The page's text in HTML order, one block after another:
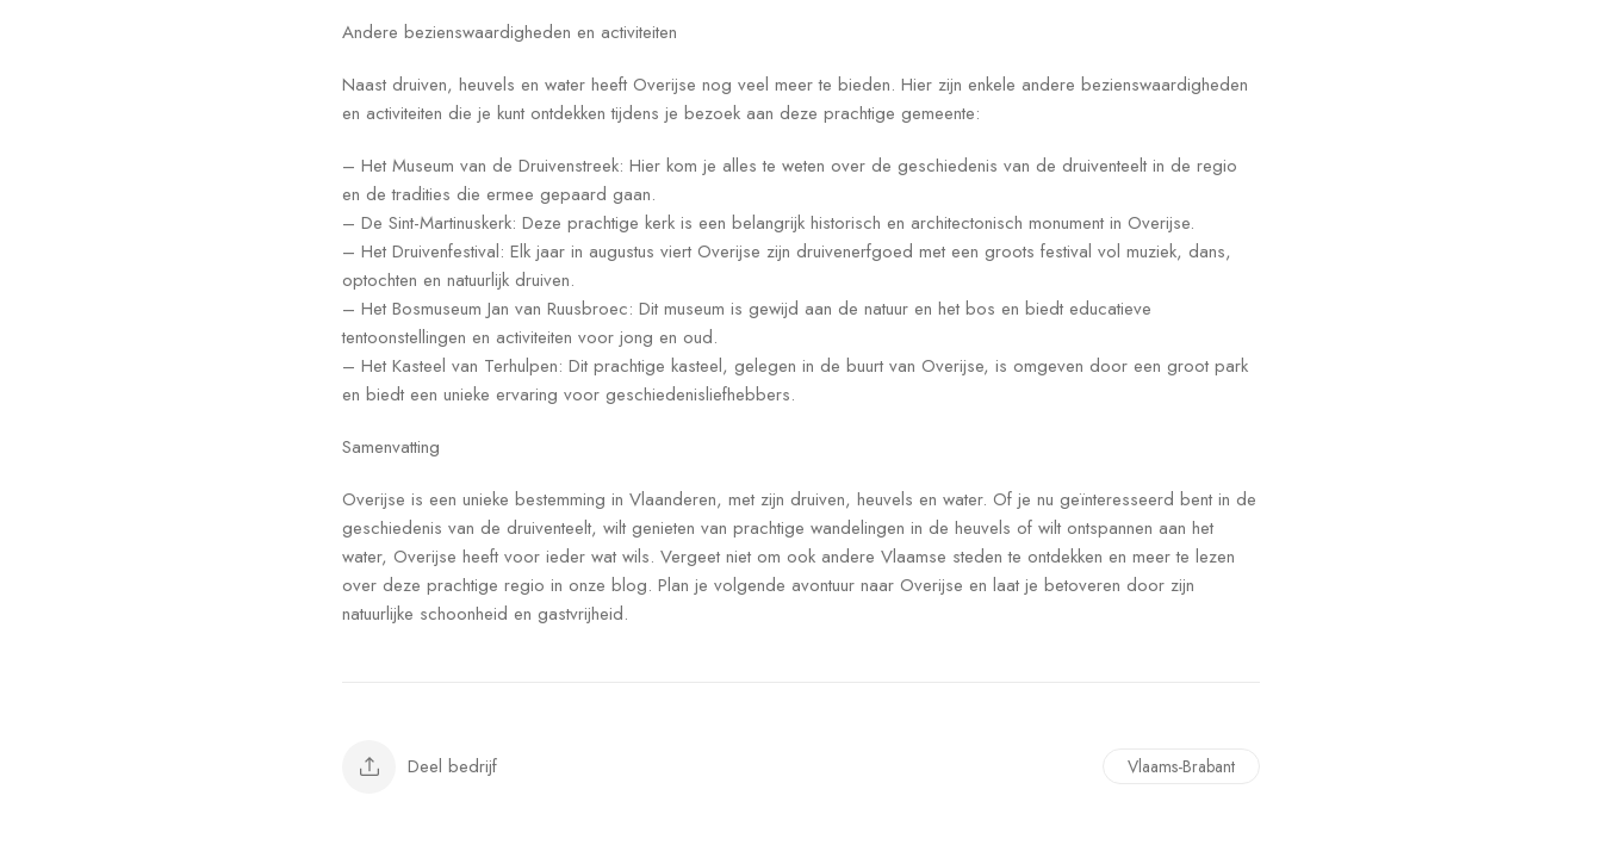
Andere bezienswaardigheden en activiteiten
Naast druiven, heuvels en water heeft Overijse nog veel meer te bieden. Hier zijn enkele andere bezienswaardigheden
en activiteiten die je kunt ontdekken tijdens je bezoek aan deze prachtige gemeente:
– Het Museum van de Druivenstreek: Hier kom je alles te weten over de geschiedenis van de druiventeelt in de regio
en de tradities die ermee gepaard gaan.
– De Sint-Martinuskerk: Deze prachtige kerk is een belangrijk historisch en architectonisch monument in Overijse.
– Het Druivenfestival: Elk jaar in augustus viert Overijse zijn druivenerfgoed met een groots festival vol muziek, dans,
optochten en natuurlijk druiven.
– Het Bosmuseum Jan van Ruusbroec: Dit museum is gewijd aan de natuur en het bos en biedt educatieve
tentoonstellingen en activiteiten voor jong en oud.
– Het Kasteel van Terhulpen: Dit prachtige kasteel, gelegen in de buurt van Overijse, is omgeven door een groot park
en biedt een unieke ervaring voor geschiedenisliefhebbers.
Samenvatting
Overijse is een unieke bestemming in Vlaanderen, met zijn druiven, heuvels en water. Of je nu geïnteresseerd bent in de
geschiedenis van de druiventeelt, wilt genieten van prachtige wandelingen in de heuvels of wilt ontspannen aan het
water, Overijse heeft voor ieder wat wils. Vergeet niet om ook andere Vlaamse steden te ontdekken en meer te lezen
over deze prachtige regio in onze blog. Plan je volgende avontuur naar Overijse en laat je betoveren door zijn
natuurlijke schoonheid en gastvrijheid.
Deel bedrijf Vlaams-Brabant